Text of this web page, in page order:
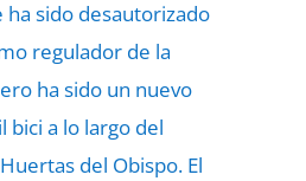
ha sido desautorizado
regulador de la
ha sido un nuevo
bici a lo largo del
del Obispo. El